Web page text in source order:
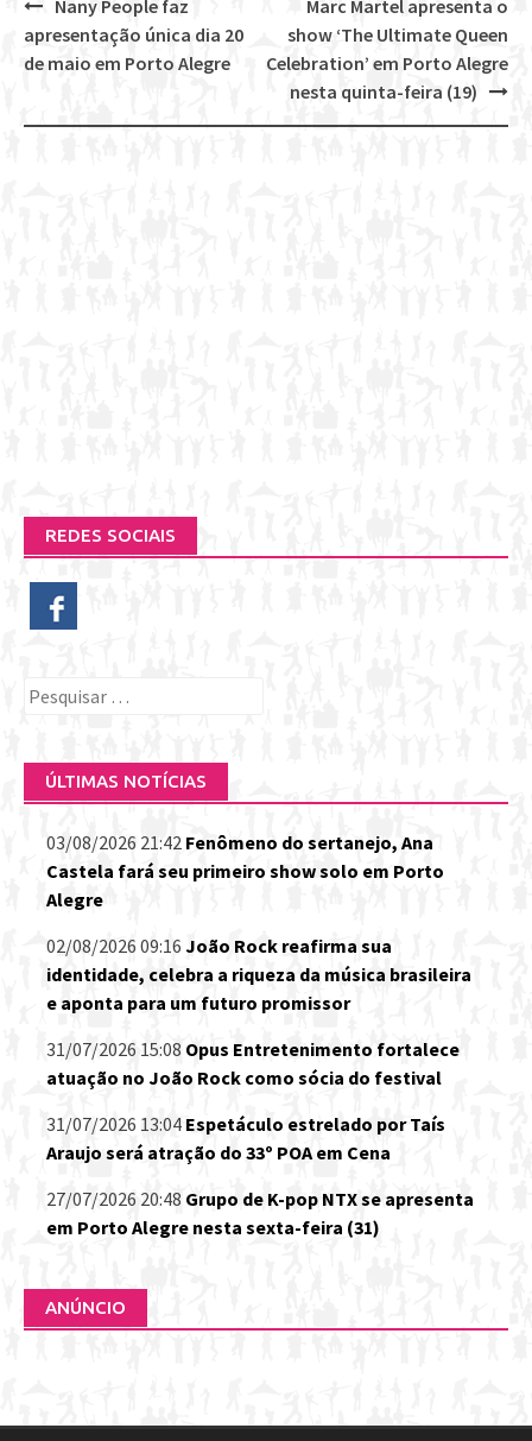
Post
navigation
Marc Martel apresenta o
show ‘The Ultimate Queen
Celebration’ em Porto Alegre
nesta quinta-feira (19)
Nany People faz
apresentação única dia 20
de maio em Porto Alegre
REDES SOCIAIS
Pesquisar
ÚLTIMAS NOTÍCIAS
03/08/2026 21:42 Fenômeno do sertanejo, Ana
Castela fará seu primeiro show solo em Porto
Alegre
02/08/2026 09:16 João Rock reafirma sua
identidade, celebra a riqueza da música brasileira
e aponta para um futuro promissor
31/07/2026 15:08 Opus Entretenimento fortalece
atuação no João Rock como sócia do festival
31/07/2026 13:04 Espetáculo estrelado por Taís
Araujo será atração do 33º POA em Cena
27/07/2026 20:48 Grupo de K-pop NTX se apresenta
em Porto Alegre nesta sexta-feira (31)
ANÚNCIO